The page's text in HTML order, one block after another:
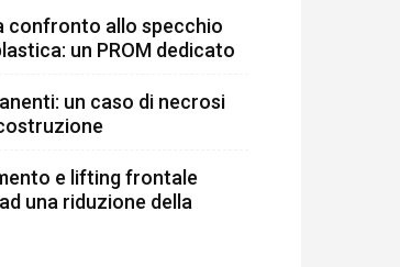
confronto allo specchio
un PROM dedicato
un caso di necrosi
e lifting frontale
una riduzione della